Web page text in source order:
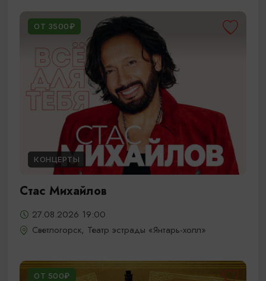
ОТ 3500₽
КОНЦЕРТЫ
Стас Михайлов
27.08.2026 19:00
Светлогорск, Театр эстрады «Янтарь-холл»
ОТ 500₽